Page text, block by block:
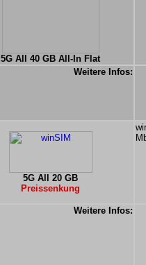
5G All 40 GB All-In Flat
Weitere Infos:
5G All 20 GB
Preissenkung
Weitere Infos: